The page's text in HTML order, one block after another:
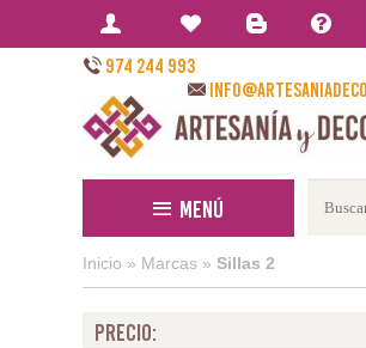
974 244 993
Menú
Inicio » Marcas » Sillas 2
PRECIO: